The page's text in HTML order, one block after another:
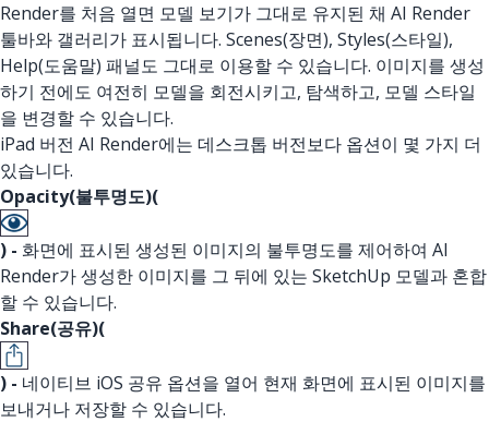
Render를 처음 열면 모델 보기가 그대로 유지된 채 AI Render
툴바와 갤러리가 표시됩니다. Scenes(장면), Styles(스타일),
Help(도움말) 패널도 그대로 이용할 수 있습니다. 이미지를 생성
하기 전에도 여전히 모델을 회전시키고, 탐색하고, 모델 스타일
을 변경할 수 있습니다.
iPad 버전 AI Render에는 데스크톱 버전보다 옵션이 몇 가지 더
있습니다.
Opacity(불투명도)(
) - 화면에 표시된 생성된 이미지의 불투명도를 제어하여 AI
Render가 생성한 이미지를 그 뒤에 있는 SketchUp 모델과 혼합
할 수 있습니다.
Share(공유)(
) - 네이티브 iOS 공유 옵션을 열어 현재 화면에 표시된 이미지를
보내거나 저장할 수 있습니다.